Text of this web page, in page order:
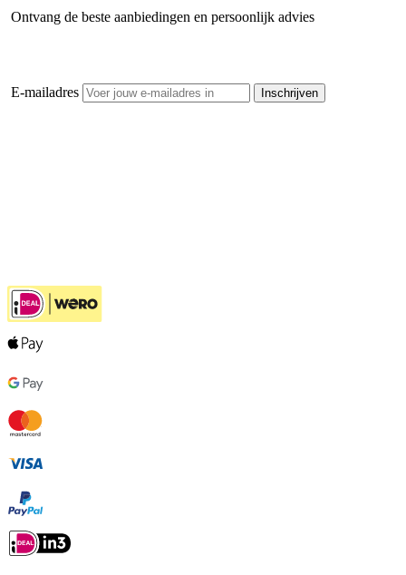
Ontvang de beste aanbiedingen en persoonlijk advies
E-mailadres Inschrijven